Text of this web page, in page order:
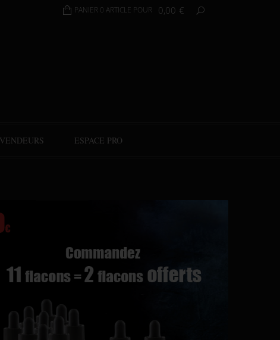
PANIER 0 ARTICLE POUR 0,00 €
ESPACE PRO